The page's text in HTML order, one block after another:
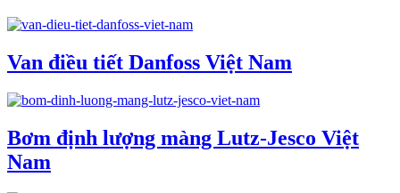
Van điều tiết Danfoss Việt Nam
Bơm định lượng màng Lutz-Jesco Việt
Nam